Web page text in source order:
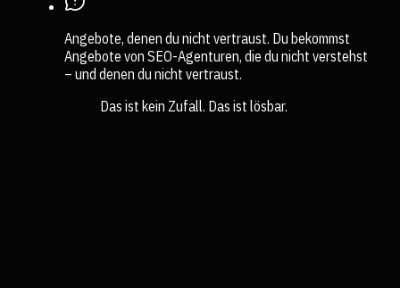
Angebote, denen du nicht vertraust. Du bekommst
Angebote von SEO-Agenturen, die du nicht verstehst
– und denen du nicht vertraust.
Das ist kein Zufall. Das ist lösbar.